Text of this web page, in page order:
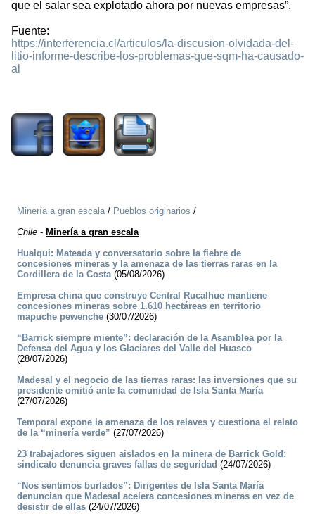
que el salar sea explotado ahora por nuevas empresas”.
Fuente:
https://interferencia.cl/articulos/la-discusion-olvidada-del-
litio-informe-describe-los-problemas-que-sqm-ha-causado-
al
Minería a gran escala/ Pueblos originarios /
Chile - Minería a gran escala
Hualqui: Mateada y conversatorio sobre la fiebre de
concesiones mineras y la amenaza de las tierras raras en la
Cordillera de la Costa(05/08/2026)
Empresa china que construye Central Rucalhue mantiene
concesiones mineras sobre 1.610 hectáreas en territorio
mapuche pewenche (30/07/2026)
“Barrick siempre miente”: declaración de la Asamblea por la
Defensa del Agua y los Glaciares del Valle del Huasco
(28/07/2026)
Madesal y el negocio de las tierras raras: las inversiones que su
presidente omitió ante la comunidad de Isla Santa María
(27/07/2026)
Temporal expone la amenaza de los relaves y cuestiona el relato
de la “minería verde” (27/07/2026)
23 trabajadores siguen aislados en la minera de Barrick Gold:
sindicato denuncia graves fallas de seguridad (24/07/2026)
“Nos sentimos burlados”: Dirigentes de Isla Santa María
denuncian que Madesal acelera concesiones mineras en vez de
desistir de ellas (24/07/2026)